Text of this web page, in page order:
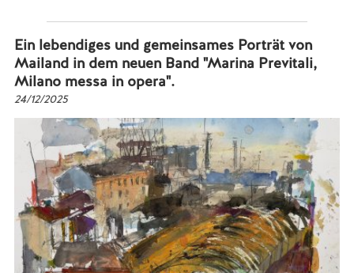
Ein lebendiges und gemeinsames Porträt von
Mailand in dem neuen Band "Marina Previtali,
Milano messa in opera".
24/12/2025